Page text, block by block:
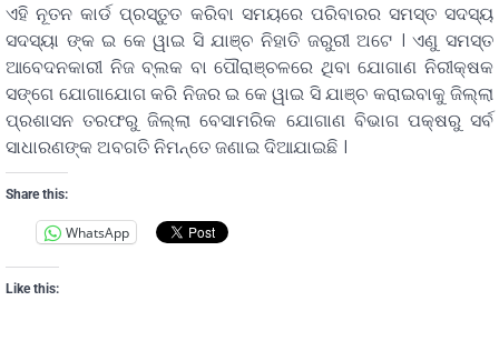
ଏହି ନୂତନ କାର୍ଡ ପ୍ରସ୍ତୁତ କରିବା ସମୟରେ ପରିବାରର ସମସ୍ତ ସଦସ୍ୟ
ସଦସ୍ୟା ଙ୍କ ଇ କେ ୱାଇ ସି ଯାଞ୍ଚ ନିହାତି ଜରୁରୀ ଅଟେ । ଏଣୁ ସମସ୍ତ
ଆବେଦନକାରୀ ନିଜ ବ୍ଲକ ବା ପୌରାଞ୍ଚଳରେ ଥିବା ଯୋଗାଣ ନିରୀକ୍ଷକ
ସଙ୍ଗେ ଯୋଗାଯୋଗ କରି ନିଜର ଇ କେ ୱାଇ ସି ଯାଞ୍ଚ କରାଇବାକୁ ଜିଲ୍ଲା
ପ୍ରଶାସନ ତରଫରୁ ଜିଲ୍ଲା ବେସାମରିକ ଯୋଗାଣ ବିଭାଗ ପକ୍ଷରୁ ସର୍ବ
ସାଧାରଣଙ୍କ ଅବଗତି ନିମନ୍ତେ ଜଣାଇ ଦିଆଯାଇଛି ।
Share this:
WhatsApp
Like this: